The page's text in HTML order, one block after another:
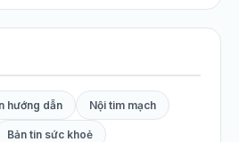
hướng dẫn Nội tim mạch
Bản tin sức khoẻ